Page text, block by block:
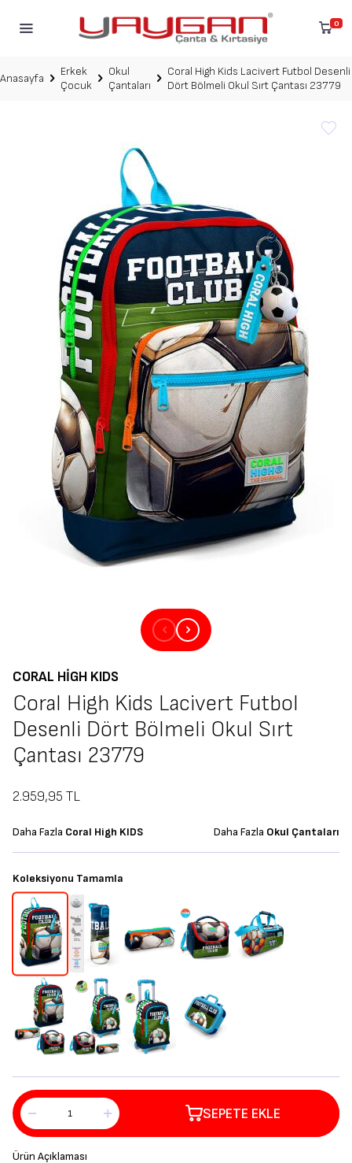
0
Anasayfa
Erkek
Çocuk
Okul
Çantaları
Coral High Kids Lacivert Futbol Desenli
Dört Bölmeli Okul Sırt Çantası 23779
CORAL HIGH KIDS
Coral High Kids Lacivert Futbol
Desenli Dört Bölmeli Okul Sırt
Çantası 23779
2.959,95 TL
Daha Fazla Coral High KIDS Daha Fazla Okul Çantaları
Koleksiyonu Tamamla
SEPETE EKLE
Ürün Açıklaması